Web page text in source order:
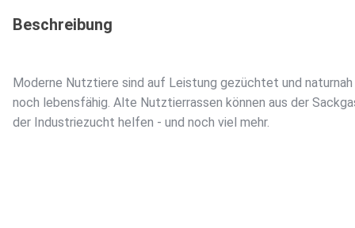
Beschreibung
Moderne Nutztiere sind auf Leistung gezüchtet und naturnah
noch lebensfähig. Alte Nutztierrassen können aus der
der Industriezucht helfen - und noch viel mehr.